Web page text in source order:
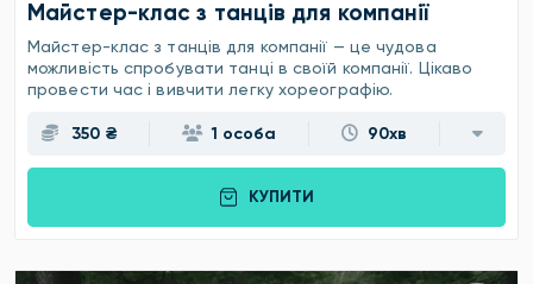
Майстер-клас з танців для компанії
Майстер-клас з танців для компанії — це чудова
можливість спробувати танці в своїй компанії. Цікаво
провести час і вивчити легку хореографію.
350 ₴ 1 особа 90хв
КУПИТИ